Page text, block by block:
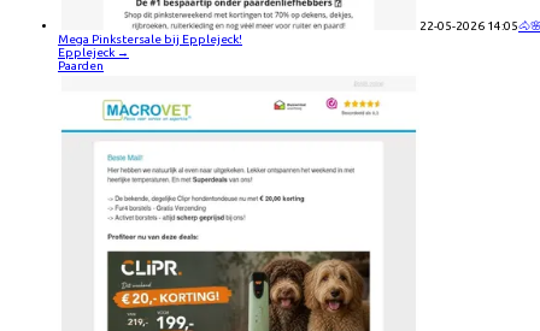
22-05-2026 14:05
Mega Pinkstersale bij Epplejeck!
Epplejeck →
Paarden